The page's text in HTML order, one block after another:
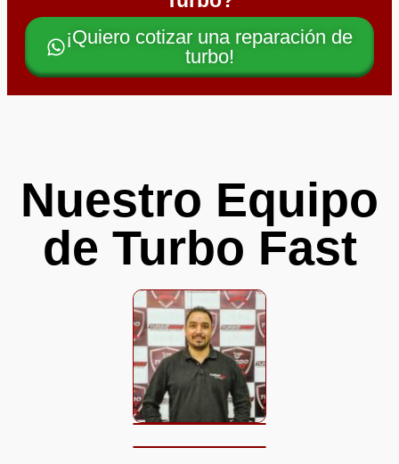
¡Quiero cotizar una reparación de
turbo!
Nuestro Equipo
de Turbo Fast